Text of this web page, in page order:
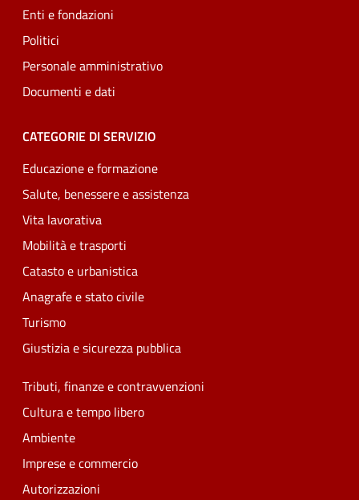
Enti e fondazioni
Politici
Personale amministrativo
Documenti e dati
CATEGORIE DI SERVIZIO
Educazione e formazione
Salute, benessere e assistenza
Vita lavorativa
Mobilità e trasporti
Catasto e urbanistica
Anagrafe e stato civile
Turismo
Giustizia e sicurezza pubblica
Tributi, finanze e contravvenzioni
Cultura e tempo libero
Ambiente
Imprese e commercio
Autorizzazioni